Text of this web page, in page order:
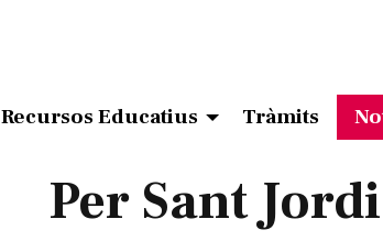
Recursos Educatius Tràmits
Per Sant